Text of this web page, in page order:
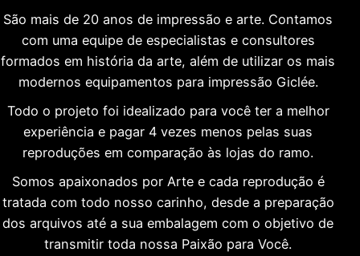
São mais de 20 anos de impressão e arte. Contamos
com uma equipe de especialistas e consultores
formados em história da arte, além de utilizar os mais
modernos equipamentos para impressão Giclée.
Todo o projeto foi idealizado para você ter a melhor
experiência e pagar 4 vezes menos pelas suas
reproduções em comparação às lojas do ramo.
Somos apaixonados por Arte e cada reprodução é
tratada com todo nosso carinho, desde a preparação
dos arquivos até a sua embalagem com o objetivo de
transmitir toda nossa Paixão para Você.